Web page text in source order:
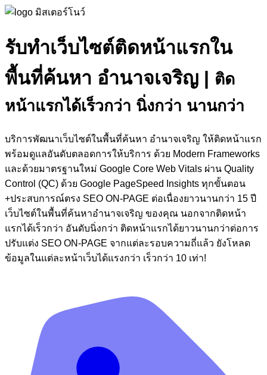
รับทำเว็บไซต์ติดหน้าแรกใน
พื้นที่ค้นหา อำนาจเจริญ | ติด
หน้าแรกได้เร็วกว่า นิ่งกว่า นานกว่า
บริการพัฒนาเว็บไซต์ในพื้นที่ค้นหา อำนาจเจริญ ให้ติดหน้าแรก
พร้อมดูแลอันดับตลอดการให้บริการ ด้วย Modern Frameworks
และด้วยมาตรฐานใหม่ Google Core Web Vitals ผ่าน Quality
Control (QC) ด้วย Google PageSpeed Insights ทุกขั้นตอน
+ประสบการณ์ตรง SEO ON-PAGE ต่อเนื่องยาวนานกว่า 15 ปี
เว็บไซต์ในพื้นที่ค้นหาอำนาจเจริญ ของคุณ นอกจากติดหน้า
แรกได้เร็วกว่า อันดับนิ่งกว่า ติดหน้าแรกได้ยาวนานกว่าต่อการ
ปรับแต่ง SEO ON-PAGE จากแต่ละรอบความถี่แล้ว ยังโหลด
ข้อมูลในแต่ละหน้าเว็บได้แรงกว่า เร็วกว่า 10 เท่า!